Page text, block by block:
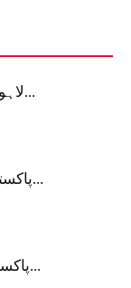
لاہور میں مجوزہ احتجاجی م...
پاکستان: پنجاب میں 12دہشت...
پاکستان: دہشتگردی کے خلاف...